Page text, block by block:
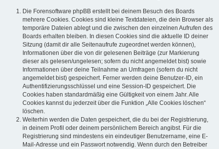
Die Forensoftware phpBB erstellt bei deinem Besuch des Boards
mehrere Cookies. Cookies sind kleine Textdateien, die dein Browser als
temporäre Dateien ablegt und die zwischen den einzelnen Aufrufen des
Boards erhalten bleiben. In diesen Cookies sind die aktuelle ID deiner
Sitzung (damit dir alle Seitenaufrufe zugeordnet werden können),
Informationen über die von dir gelesenen Beiträge (zur Markierung
dieser als gelesen/ungelesen; sofern du nicht angemeldet bist) sowie
Informationen über deine Teilnahme an Umfragen (sofern du nicht
angemeldet bist) gespeichert. Ferner werden deine Benutzer-ID, ein
Authentifizierungsschlüssel und eine Session-ID gespeichert. Die
Cookies haben standardmäßig eine Gültigkeit von einem Jahr. Alle
Cookies kannst du jederzeit über die Funktion „Alle Cookies löschen“
löschen.
Weiterhin werden die Daten gespeichert, die du bei der Registrierung,
in deinem Profil oder deinem persönlichem Bereich angibst. Für die
Registrierung sind mindestens ein eindeutiger Benutzername, eine E-
Mail-Adresse und ein Passwort notwendig. Wenn durch den Betreiber